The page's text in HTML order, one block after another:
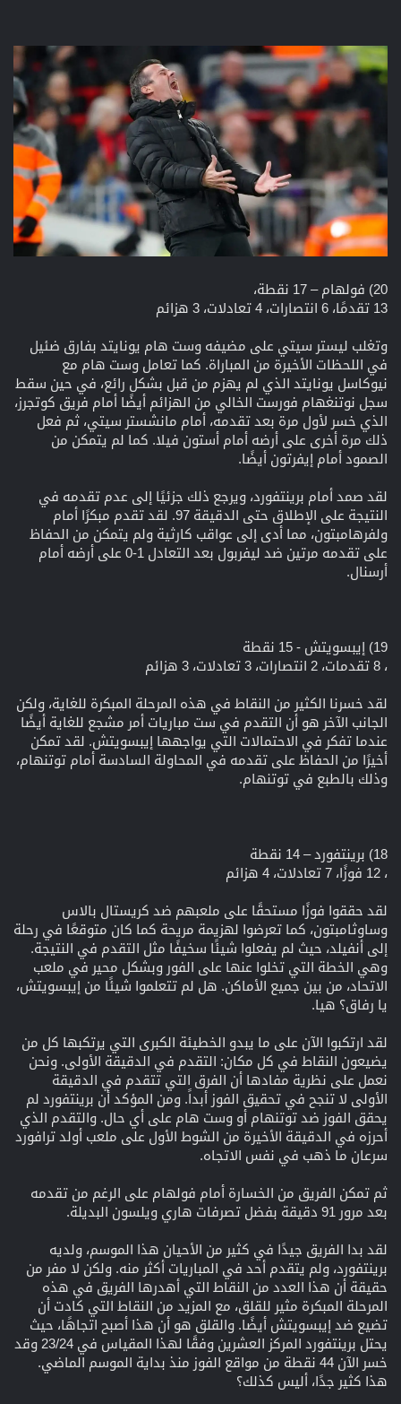
20) فولهام – 17 نقطة،
13 تقدمًا، 6 انتصارات، 4 تعادلات، 3 هزائم
وتغلب ليستر سيتي على مضيفه وست هام يونايتد بفارق ضئيل
في اللحظات الأخيرة من المباراة. كما تعامل وست هام مع
نيوكاسل يونايتد الذي لم يهزم من قبل بشكل رائع، في حين سقط
سجل نوتنغهام فورست الخالي من الهزائم أيضًا أمام فريق كوتجرز،
الذي خسر لأول مرة بعد تقدمه، أمام مانشستر سيتي، ثم فعل
ذلك مرة أخرى على أرضه أمام أستون فيلا. كما لم يتمكن من
الصمود أمام إيفرتون أيضًا.
لقد صمد أمام برينتفورد، ويرجع ذلك جزئيًا إلى عدم تقدمه في
النتيجة على الإطلاق حتى الدقيقة 97. لقد تقدم مبكرًا أمام
ولفرهامبتون، مما أدى إلى عواقب كارثية ولم يتمكن من الحفاظ
على تقدمه مرتين ضد ليفربول بعد التعادل 1-0 على أرضه أمام
أرسنال.
19) إيبسويتش - 15 نقطة
، 8 تقدمات، 2 انتصارات، 3 تعادلات، 3 هزائم
لقد خسرنا الكثير من النقاط في هذه المرحلة المبكرة للغاية، ولكن
الجانب الآخر هو أن التقدم في ست مباريات أمر مشجع للغاية أيضًا
عندما تفكر في الاحتمالات التي يواجهها إيبسويتش. لقد تمكن
أخيرًا من الحفاظ على تقدمه في المحاولة السادسة أمام توتنهام،
وذلك بالطبع في توتنهام.
18) برينتفورد – 14 نقطة
، 12 فوزًا، 7 تعادلات، 4 هزائم
لقد حققوا فوزًا مستحقًا على ملعبهم ضد كريستال بالاس
وساوثامبتون، كما تعرضوا لهزيمة مريحة كما كان متوقعًا في رحلة
إلى أنفيلد، حيث لم يفعلوا شيئًا سخيفًا مثل التقدم في النتيجة.
وهي الخطة التي تخلوا عنها على الفور وبشكل محير في ملعب
الاتحاد، من بين جميع الأماكن. هل لم تتعلموا شيئًا من إيبسويتش،
يا رفاق؟ هيا.
لقد ارتكبوا الآن على ما يبدو الخطيئة الكبرى التي يرتكبها كل من
يضيعون النقاط في كل مكان: التقدم في الدقيقة الأولى. ونحن
نعمل على نظرية مفادها أن الفرق التي تتقدم في الدقيقة
الأولى لا تنجح في تحقيق الفوز أبداً. ومن المؤكد أن برينتفورد لم
يحقق الفوز ضد توتنهام أو وست هام على أي حال. والتقدم الذي
أحرزه في الدقيقة الأخيرة من الشوط الأول على ملعب أولد ترافورد
سرعان ما ذهب في نفس الاتجاه.
ثم تمكن الفريق من الخسارة أمام فولهام على الرغم من تقدمه
بعد مرور 91 دقيقة بفضل تصرفات هاري ويلسون البديلة.
لقد بدا الفريق جيدًا في كثير من الأحيان هذا الموسم، ولديه
برينتفورد، ولم يتقدم أحد في المباريات أكثر منه. ولكن لا مفر من
حقيقة أن هذا العدد من النقاط التي أهدرها الفريق في هذه
المرحلة المبكرة مثير للقلق، مع المزيد من النقاط التي كادت أن
تضيع ضد إيبسويتش أيضًا. والقلق هو أن هذا أصبح اتجاهًا، حيث
يحتل برينتفورد المركز العشرين وفقًا لهذا المقياس في 23/24 وقد
خسر الآن 44 نقطة من مواقع الفوز منذ بداية الموسم الماضي.
هذا كثير جدًا، أليس كذلك؟